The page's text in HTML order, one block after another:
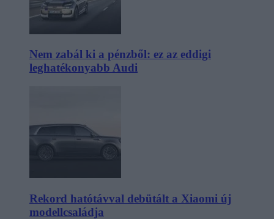
Nem zabál ki a pénzből: ez az eddigi
leghatékonyabb Audi
Rekord hatótávval debütált a Xiaomi új
modellcsaládja